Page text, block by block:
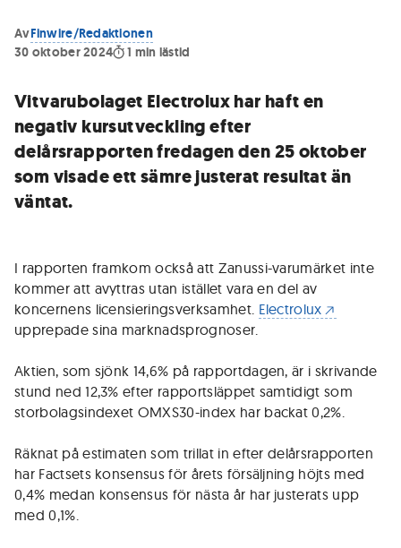
AvFinwire/Redaktionen
30 oktober 2024
1 min lästid
Vitvarubolaget Electrolux har haft en
negativ kursutveckling efter
delårsrapporten fredagen den 25 oktober
som visade ett sämre justerat resultat än
väntat.
I rapporten framkom också att Zanussi-varumärket inte
kommer att avyttras utan istället vara en del av
koncernens licensieringsverksamhet. Electrolux
upprepade sina marknadsprognoser.
Aktien, som sjönk 14,6% på rapportdagen, är i skrivande
stund ned 12,3% efter rapportsläppet samtidigt som
storbolagsindexet OMXS30-index har backat 0,2%.
Räknat på estimaten som trillat in efter delårsrapporten
har Factsets konsensus för årets försäljning höjts med
0,4% medan konsensus för nästa år har justerats upp
med 0,1%.